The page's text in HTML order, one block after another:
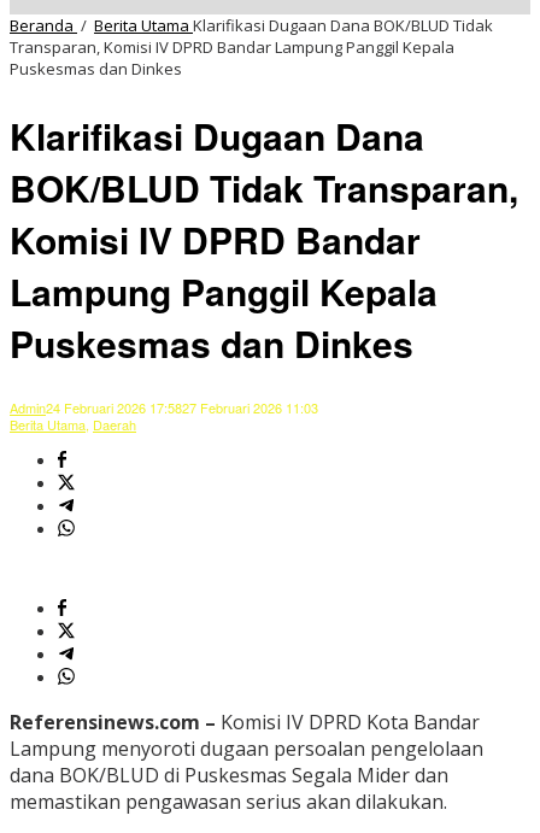
Beranda / Berita Utama Klarifikasi Dugaan Dana BOK/BLUD Tidak
Transparan, Komisi IV DPRD Bandar Lampung Panggil Kepala
Puskesmas dan Dinkes
Klarifikasi Dugaan Dana
BOK/BLUD Tidak Transparan,
Komisi IV DPRD Bandar
Lampung Panggil Kepala
Puskesmas dan Dinkes
Admin24 Februari 2026 17:5827 Februari 2026 11:03
Berita Utama, Daerah
Referensinews.com – Komisi IV DPRD Kota Bandar
Lampung menyoroti dugaan persoalan pengelolaan
dana BOK/BLUD di Puskesmas Segala Mider dan
memastikan pengawasan serius akan dilakukan.